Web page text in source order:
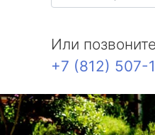
Или
+7 (812) 507-